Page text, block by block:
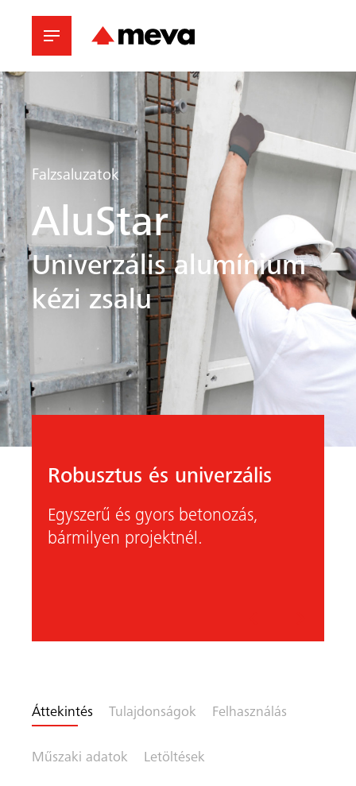
Falzsaluzatok
AluStar
Univerzális alumínium
kézi zsalu
Robusztus és univerzális
Egyszerű és gyors betonozás,
bármilyen projektnél.
Áttekintés Tulajdonságok Felhasználás
Műszaki adatok Letöltések